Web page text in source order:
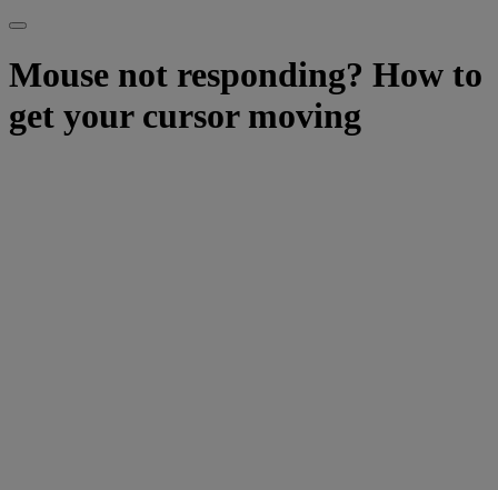
Mouse not responding? How to
get your cursor moving